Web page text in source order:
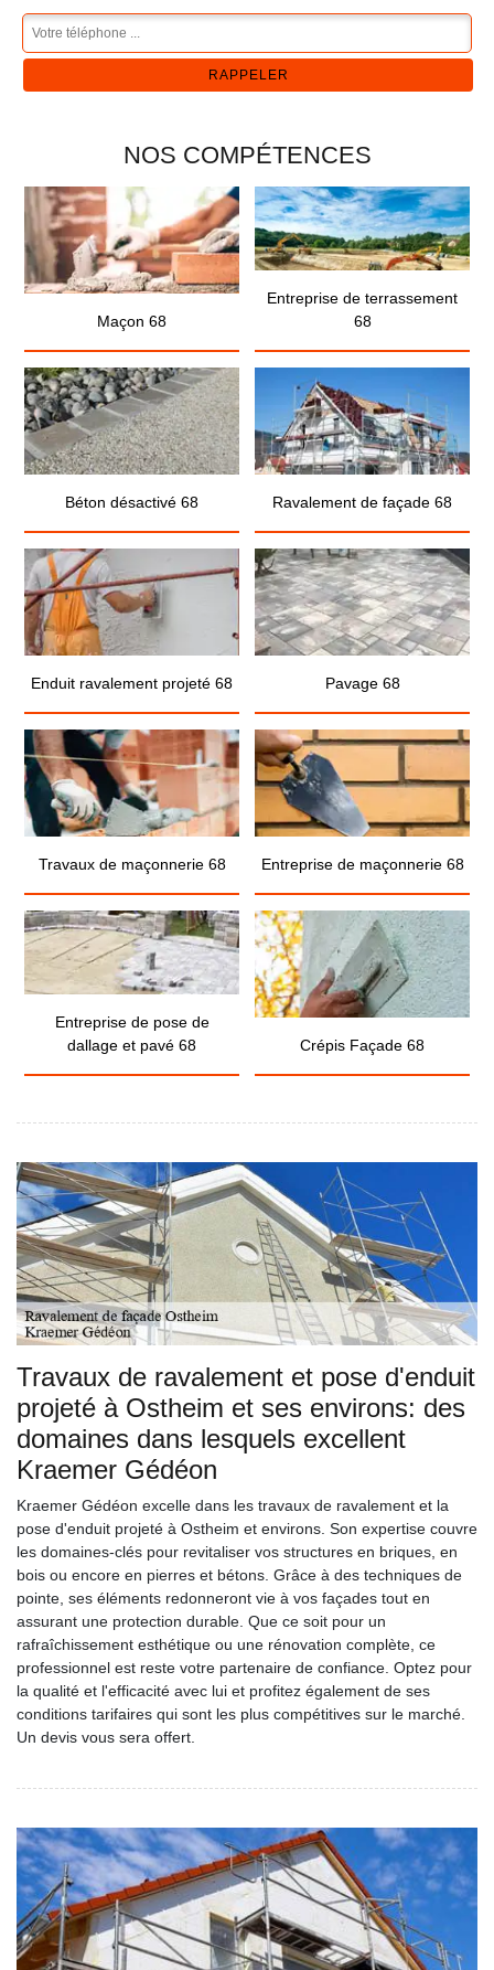
NOS COMPÉTENCES
Maçon 68
Entreprise de terrassement
68
Béton désactivé 68 Ravalement de façade 68
Enduit ravalement projeté 68 Pavage 68
Travaux de maçonnerie 68 Entreprise de maçonnerie 68
Entreprise de pose de
dallage et pavé 68
Crépis Façade 68
Travaux de ravalement et pose d'enduit
projeté à Ostheim et ses environs: des
domaines dans lesquels excellent
Kraemer Gédéon
Kraemer Gédéon excelle dans les travaux de ravalement et la
pose d'enduit projeté à Ostheim et environs. Son expertise couvre
les domaines-clés pour revitaliser vos structures en briques, en
bois ou encore en pierres et bétons. Grâce à des techniques de
pointe, ses éléments redonneront vie à vos façades tout en
assurant une protection durable. Que ce soit pour un
rafraîchissement esthétique ou une rénovation complète, ce
professionnel est reste votre partenaire de confiance. Optez pour
la qualité et l'efficacité avec lui et profitez également de ses
conditions tarifaires qui sont les plus compétitives sur le marché.
Un devis vous sera offert.